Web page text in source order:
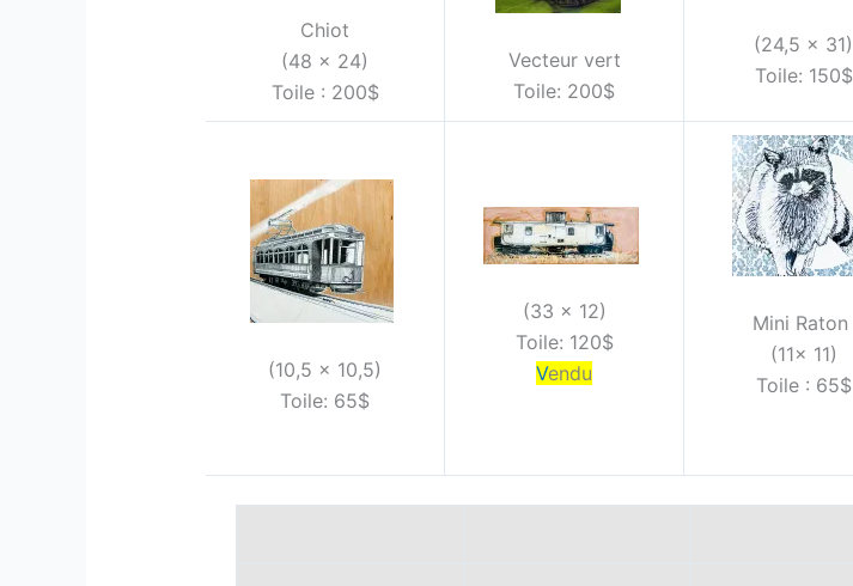
Chiot
(48 x 24)
Toile : 200$
Vecteur vert
Toile: 200$
(24,5 x 31)
Toile: 150$
(10,5 x 10,5)
Toile: 65$
(33 x 12)
Toile: 120$
Vendu
Mini Raton
(11x 11)
Toile : 65$